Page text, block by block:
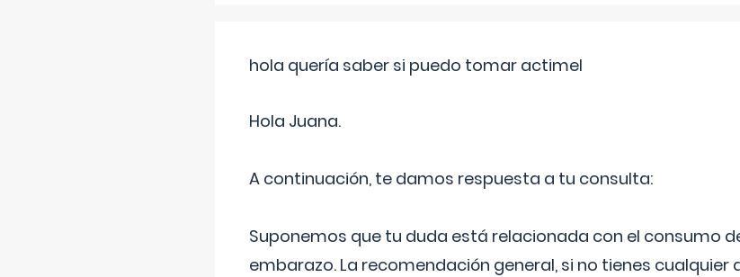
hola quería saber si puedo tomar actimel
Hola Juana.
A continuación, te damos respuesta a tu consulta:
Suponemos que tu duda está relacionada con el consumo
embarazo. La recomendación general, si no tienes cualquier